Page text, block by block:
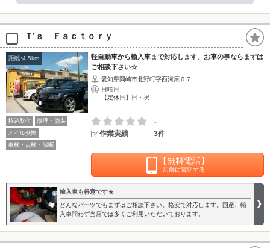
Ｔ’ｓ Ｆａｃｔｏｒｙ
距離:4.5km
軽自動車から輸入車まで対応します。お車の事ならまずは
ご相談下さい☆
愛知県岡崎市北野町字西河原６７
日曜日
【定休日】日・祝
持込取付
修理・塗装
オイル交換
車検・点検・診断
-
作業実績
3件
【無料電話】
店舗に電話する
輸入車も得意です★
どんなパーツでもまずはご相談下さい。格安で対応します。国産、輸
入車問わず当店では多くご利用いただいております。